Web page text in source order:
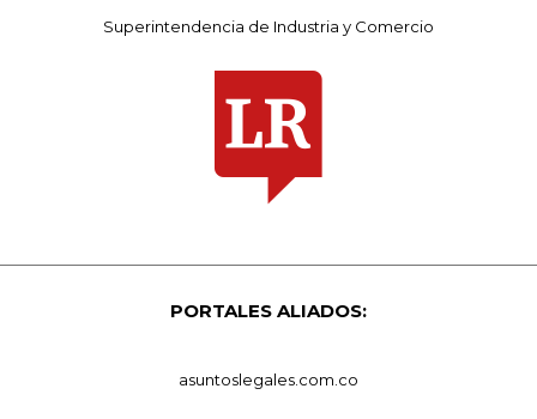
Superintendencia de Industria y Comercio
PORTALES ALIADOS:
asuntoslegales.com.co